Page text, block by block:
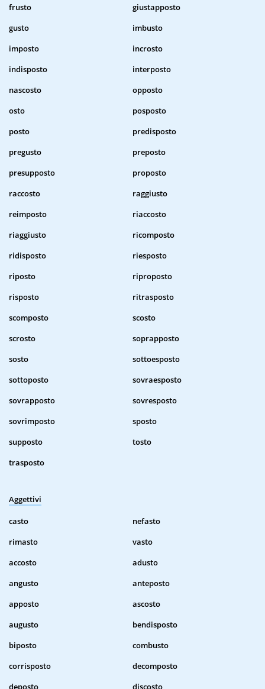
frusto
giustapposto
gusto
imbusto
imposto
incrosto
indisposto
interposto
nascosto
opposto
osto
posposto
posto
predisposto
pregusto
preposto
presupposto
proposto
raccosto
raggiusto
reimposto
riaccosto
riaggiusto
ricomposto
ridisposto
riesposto
riposto
riproposto
risposto
ritrasposto
scomposto
scosto
scrosto
soprapposto
sosto
sottoesposto
sottoposto
sovraesposto
sovrapposto
sovresposto
sovrimposto
sposto
supposto
tosto
trasposto
Aggettivi
casto
nefasto
rimasto
vasto
accosto
adusto
angusto
anteposto
apposto
ascosto
augusto
bendisposto
biposto
combusto
corrisposto
decomposto
deposto
discosto